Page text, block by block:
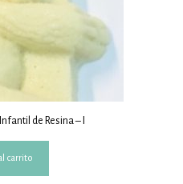
de Resina – I
carrito